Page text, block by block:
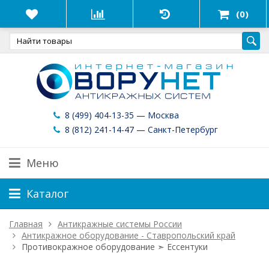
(0)
8 (499) 404-13-35 — Москва
8 (812) 241-14-47 — Санкт-Петербург
Меню
Каталог
Главная
Антикражные системы России
Антикражное оборудование - Ставропольский край
Противокражное оборудование ➣ Ессентуки